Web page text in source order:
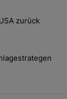
Artikel der
mit den
zurück
Hott eines